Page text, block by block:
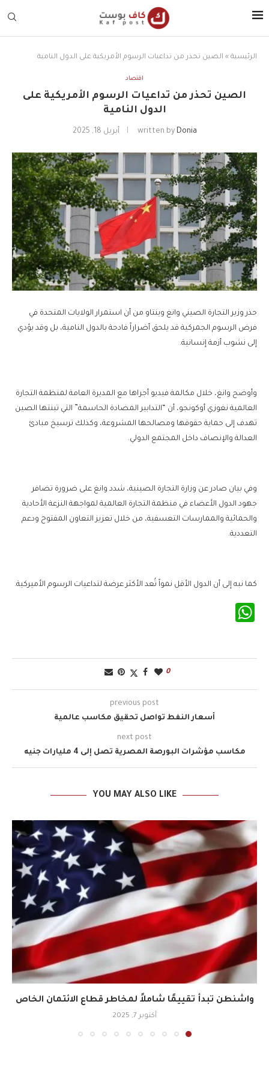
الرئيسية » الصين تحذر من تداعيات الرسوم الأمريكية على الدول النامية
اقتصاد
الصين تحذر من تداعيات الرسوم الأمريكية على
الدول النامية
written by Donia أبريل 18, 2025
حذر وزير التجارة الصيني وانغ وينتاو من أن استمرار الولايات المتحدة في
فرض الرسوم الجمركية قد يلحق أضراراً فادحة بالدول النامية، بل وقد يؤدي
إلى نشوب أزمة إنسانية.
وأوضح وانغ، خلال مكالمة فيديو أجراها مع المديرة العامة لمنظمة التجارة
العالمية نغوزي أوكونجو، أن “التدابير المضادة الحاسمة” التي تبنتها الصين
تهدف إلى حماية حقوقها ومصالحها المشروعة، وكذلك ترسيخ مبادئ
العدالة والإنصاف داخل المجتمع الدولي.
وفي بيان صادر عن وزارة التجارة الصينية، شدد وانغ على ضرورة تضافر
جهود الدول الأعضاء في منظمة التجارة العالمية لمواجهة النزعة الأحادية
والحمائية والممارسات التعسفية، من خلال تعزيز التعاون المفتوح ودعم
التعددية.
كما نبه إلى أن الدول الأقل نمواً تُعد الأكثر عرضة لتداعيات الرسوم الأميركية.
0
previous post
أسعار النفط تواصل تحقيق مكاسب عالمية
next post
مكاسب مؤشرات البورصة المصرية تصل إلى 4 مليارات جنيه
YOU MAY ALSO LIKE
واشنطن تبدأ تقييمًا شاملاً لمخاطر قطاع الائتمان الخاص
أكتوبر 7, 2025